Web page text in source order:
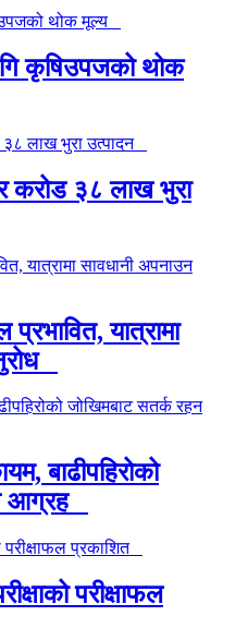
कृषिउपजको थोक
करोड ३८ लाख भुरा
यात्रामा
बाढीपहिरोको
आग्रह
परीक्षाफल